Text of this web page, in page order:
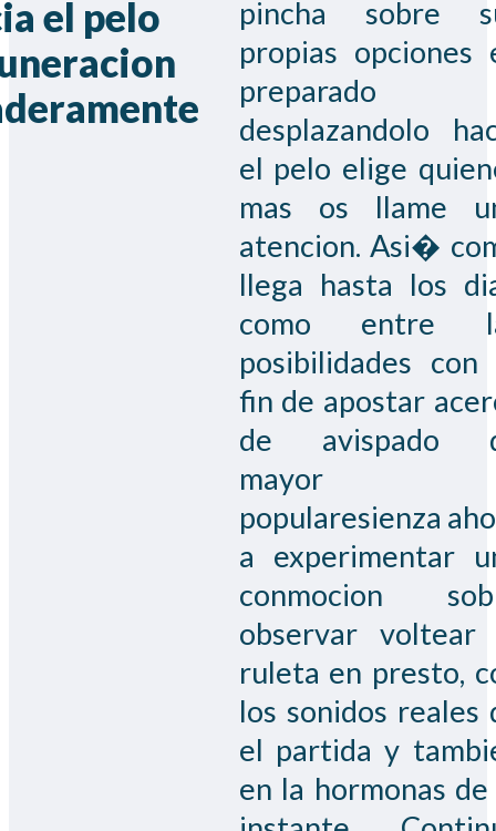
el pelo
pincha sobre
propias opciones
preparado
desplazandolo
el pelo elige
mas os llame
atencion. Asi�
llega hasta los
como entre
posibilidades con
fin de apostar
de avispado
mayor
popularesienza
a experimentar
conmocion
observar voltear
ruleta en presto,
los sonidos reales
el partida y
en la hormonas